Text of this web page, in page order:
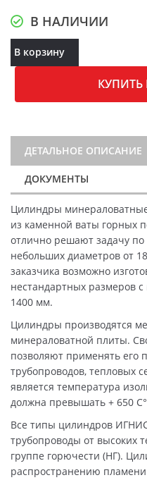
В НАЛИЧИИ
В корзину
ДЕТАЛЬНОЕ ОПИСАНИЕ
ДОКУМЕНТЫ
Цилиндры
из каменной ваты горных
отлично решают задачу
небольших диаметров от
заказчика возможно
нестандартных размеров
1400 мм.
Цилиндры производятся
минераловатной плиты.
позволяют применять его
трубопроводов, тепловых
является температура
должна превышать + 650
Все типы цилиндров
трубопроводы от высоких
группе горючести (НГ).
распространению